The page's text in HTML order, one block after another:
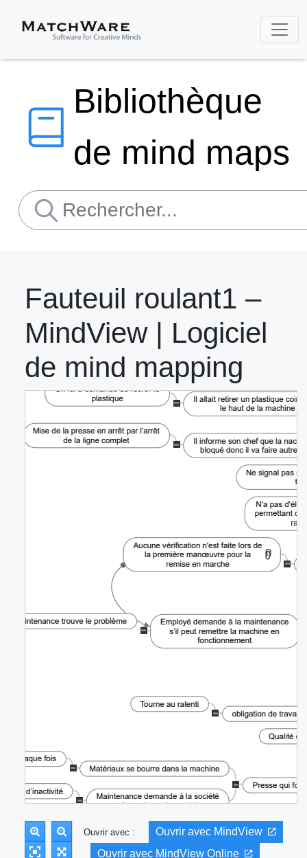
Bibliothèque
de mind maps
Fauteuil roulant1 –
MindView | Logiciel
de mind mapping
Ouvrir avec :
Ouvrir avec MindView
Ouvrir avec MindView Online